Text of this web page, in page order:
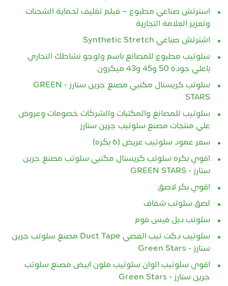
استرتش صناعي مطبوع – فيلم تغليف لحماية الشحنات
وتعزيز العلامة التجارية
اشترتش صناعي Synthetic Stretch
سلوتيب مطبوع للمصانع باسم ولوجو نشاطك التجاري
باعلي جودة 50 و45 و43 ميكرون
سلوتب كريستال مكتبي مصنع جرين ستارز - GREEN
STARS
سلوتيب للمصانع والمكتبات والشركات خصومات وعروض
علي منتجات مصنع سلوتيب جرين ستارز
سعر عمود سلوتيب عريض (6 بكره)
اقوي بكره سلوتب كريستال مكتبي سلوتب مصنع جرين
ستارز - GREEN STARS
اقوي بكر لاصق
لصق سلوتب شفاف
سلوتب دبل فيس فوم
سلوتيب دكت تيب الفضي Duct Tape مصنع سلوتب جرين
ستارز - Green Stars
اقوي سلوتيب الوان سلوتيب ملون ابيض مصنع سلوتب
جرين ستارز - Green Stars